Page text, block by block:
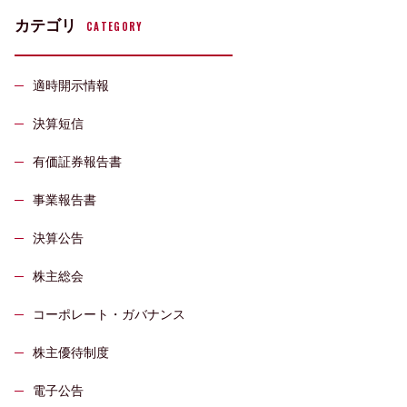
カテゴリ CATEGORY
適時開示情報
決算短信
有価証券報告書
事業報告書
決算公告
株主総会
コーポレート・ガバナンス
株主優待制度
電子公告